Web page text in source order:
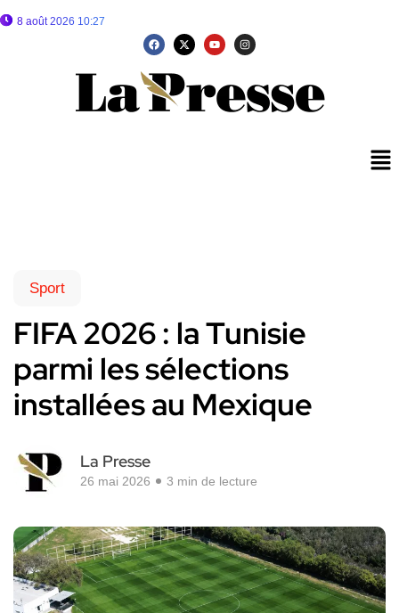
8 août 2026 10:27
Sport
FIFA 2026 : la Tunisie
parmi les sélections
installées au Mexique
La Presse
26 mai 2026 3 min de lecture